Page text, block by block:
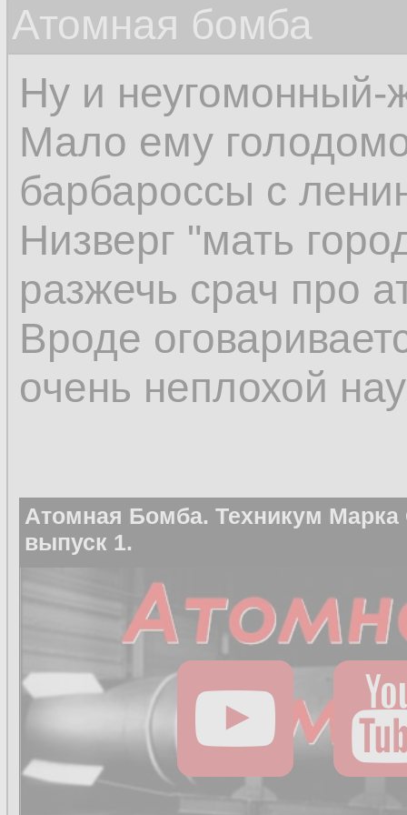
Атомная бомба
Ну и
Мало ему
барбароссы с
Низверг "мать
разжечь срач про
Вроде
очень неплохой
Атомная Бомба. Техникум Марка
выпуск 1.